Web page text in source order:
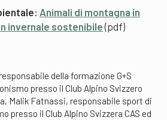
Animali di montagna in
invernale sostenibile(pdf)
della formazione G+S
presso il Club Alpino Svizzero
Malik Fatnassi, responsabile sport di
presso il Club Alpino Svizzera CAS ed